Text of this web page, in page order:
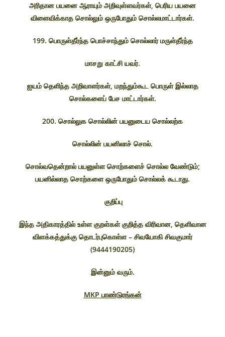
அரிதான பயனை ஆராயும் அறிவுள்ளவர்கள், பெரிய பயனை
விளைவிக்காத சொல்லும் ஒருபோதும் சொல்லமாட்டார்கள்.
199. பொருள்தீர்ந்த பொச்சாந்தும் சொல்லார் மருள்தீர்ந்த
மாசறு காட்சி யவர்.
ஐயம் தெளிந்த அறிவாளர்கள், மறந்தும்கூட பொருள் இல்லாத
சொல்களைப் பேச மாட்டார்கள்.
200. சொல்லுக சொல்லின் பயனுடைய சொல்லற்க
சொல்லின் பயனிலாச் சொல்.
சொல்வதென்றால் பயனுள்ள சொற்களைச் சொல்ல வேண்டும்;
பயனில்லாத சொற்களை ஒருபோதும் சொல்லக் கூடாது.
குறிப்பு
இந்த அதிகாரத்தில் உள்ள குறள்கள் குறித்த விரிவான, தெளிவான
விளக்கத்துக்கு தொடர்புகொள்ள – சிவயோகி சிவகுமார்
(9444190205)
இன்னும் வரும்.
MKP பாண்டுரங்கன்